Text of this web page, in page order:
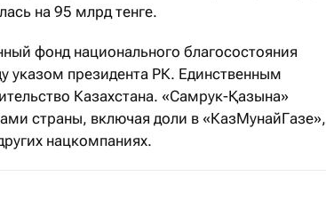
на 95 млрд тенге.
фонд национального благосостояния
указом президента РК. Единственным
Казахстана. «Самрук-Қазына»
страны, включая доли в «КазМунайГазе»,
нацкомпаниях.